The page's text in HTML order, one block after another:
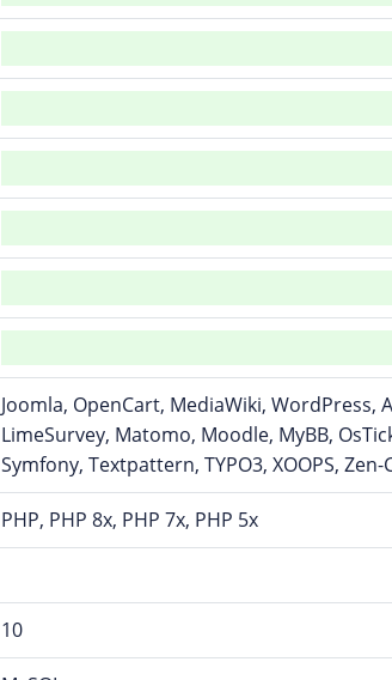
Joomla, OpenCart, MediaWiki, WordPress,
LimeSurvey, Matomo, Moodle, MyBB,
Symfony, Textpattern, TYPO3, XOOPS,
PHP, PHP 8x, PHP 7x, PHP 5x
10